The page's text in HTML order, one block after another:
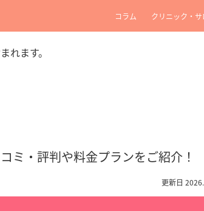
コラム クリニック・
れます。
ミ・評判や料金プランをご紹介！
更新日